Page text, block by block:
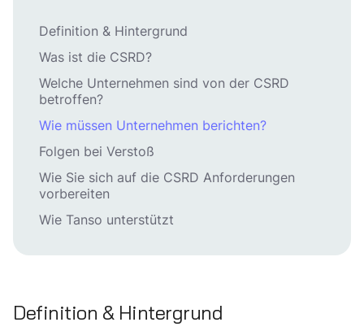
Definition & Hintergrund
Was ist die CSRD?
Welche Unternehmen sind von der CSRD
betroffen?
Wie müssen Unternehmen berichten?
Folgen bei Verstoß
Wie Sie sich auf die CSRD Anforderungen
vorbereiten
Wie Tanso unterstützt
Definition & Hintergrund